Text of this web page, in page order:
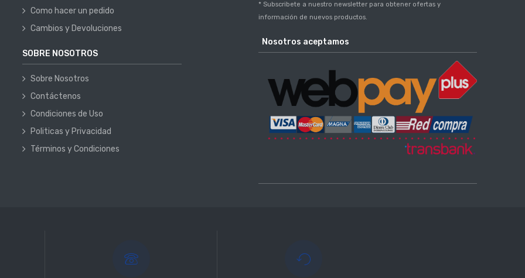
Como hacer un pedido
Cambios y Devoluciones
SOBRE NOSOTROS
Sobre Nosotros
Contáctenos
Condiciones de Uso
Politicas y Privacidad
Términos y Condiciones
* Subscribete a nuestro newsletter para obtener ofertas y
información de nuevos productos.
Nosotros aceptamos